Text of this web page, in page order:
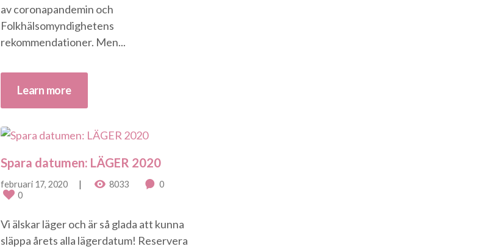
av coronapandemin och
Folkhälsomyndighetens
rekommendationer. Men...
Learn more
Spara datumen: LÄGER 2020
februari 17, 2020 8033
0
0
Vi älskar läger och är så glada att kunna
släppa årets alla lägerdatum! Reservera